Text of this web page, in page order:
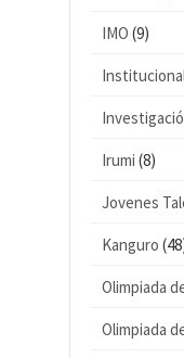
IMO (9)
Irumi (8)
Jovenes
Kanguro
Olimpiada
Olimpiada